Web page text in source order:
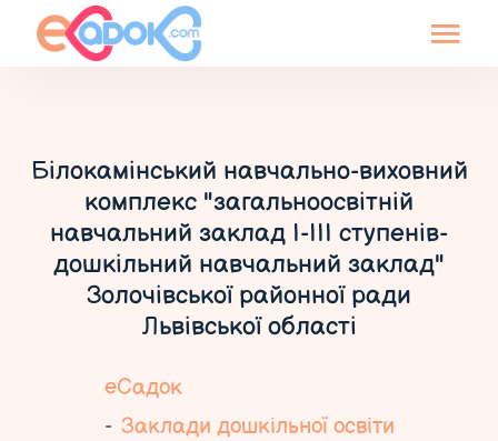
Білокамінський навчально-виховний
комплекс "загальноосвітній
навчальний заклад І-ІІІ ступенів-
дошкільний навчальний заклад"
Золочівської районної ради
Львівської області
еСадок
Заклади дошкільної освіти